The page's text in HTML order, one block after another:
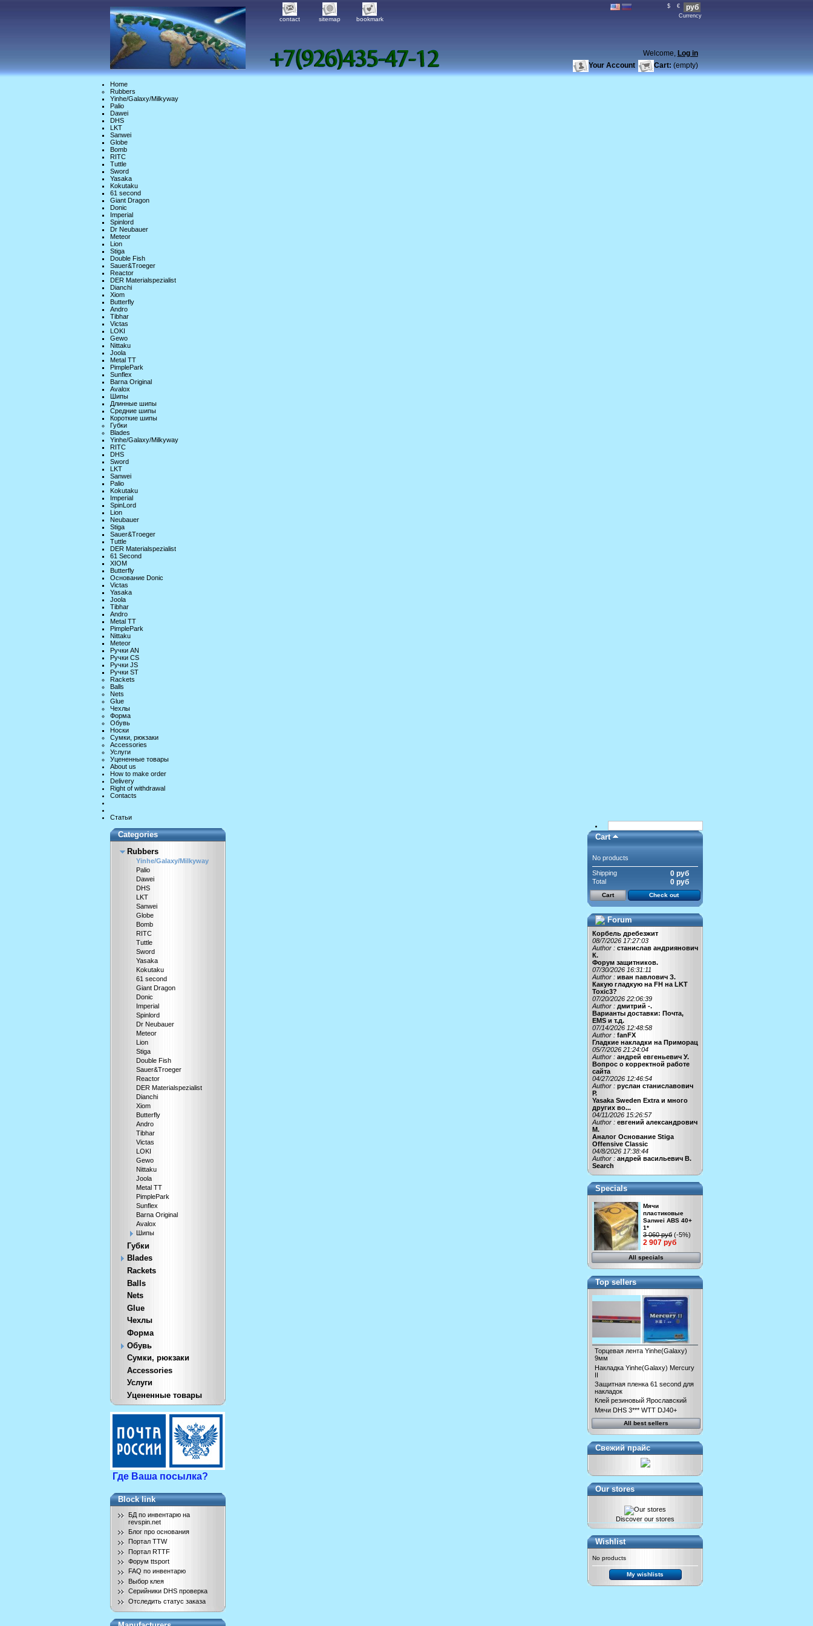
$ € руб
Currency
contact sitemap bookmark
Welcome, Log in
Cart: (empty)
Your Account
Home
Rubbers
Yinhe/Galaxy/Milkyway
Palio
Dawei
DHS
LKT
Sanwei
Globe
Bomb
RITC
Tuttle
Sword
Yasaka
Kokutaku
61 second
Giant Dragon
Donic
Imperial
Spinlord
Dr Neubauer
Meteor
Lion
Stiga
Double Fish
Sauer&Troeger
Reactor
DER Materialspezialist
Dianchi
Xiom
Butterfly
Andro
Tibhar
Victas
LOKI
Gewo
Nittaku
Joola
Metal TT
PimplePark
Sunflex
Barna Original
Avalox
Шипы
Длинные шипы
Средние шипы
Короткие шипы
Губки
Blades
Yinhe/Galaxy/Milkyway
RITC
DHS
Sword
LKT
Sanwei
Palio
Kokutaku
Imperial
SpinLord
Lion
Neubauer
Stiga
Sauer&Troeger
Tuttle
DER Materialspezialist
61 Second
XIOM
Butterfly
Основание Donic
Victas
Yasaka
Joola
Tibhar
Andro
Metal TT
PimplePark
Nittaku
Meteor
Ручки AN
Ручки CS
Ручки JS
Ручки ST
Rackets
Balls
Nets
Glue
Чехлы
Форма
Обувь
Носки
Сумки, рюкзаки
Accessories
Услуги
Уцененные товары
About us
How to make order
Delivery
Right of withdrawal
Contacts
Статьи
Categories
Rubbers
Yinhe/Galaxy/Milkyway
Palio
Dawei
DHS
LKT
Sanwei
Globe
Bomb
RITC
Tuttle
Sword
Yasaka
Kokutaku
61 second
Giant Dragon
Donic
Imperial
Spinlord
Dr Neubauer
Meteor
Lion
Stiga
Double Fish
Sauer&Troeger
Reactor
DER Materialspezialist
Dianchi
Xiom
Butterfly
Andro
Tibhar
Victas
LOKI
Gewo
Nittaku
Joola
Metal TT
PimplePark
Sunflex
Barna Original
Avalox
Шипы
Губки
Blades
Rackets
Balls
Nets
Glue
Чехлы
Форма
Обувь
Сумки, рюкзаки
Accessories
Услуги
Уцененные товары
Где Ваша посылка?
Block link
БД по инвентарю на
revspin.net
Блог про основания
Портал TTW
Портал RTTF
Форум ttsport
FAQ по инвентарю
Выбор клея
Серийники DHS проверка
Отследить статус заказа
Cart
No products
Shipping 0 руб
Total 0 руб
Cart Check out
Forum
Корбель дребезжит
08/7/2026 17:27:03
Author : станислав андриянович
К.
Форум защитников.
07/30/2026 16:31:11
Author : иван павлович З.
Какую гладкую на FH на LKT
Toxic3?
07/20/2026 22:06:39
Author : дмитрий -.
Варианты доставки: Почта,
EMS и т.д.
07/14/2026 12:48:58
Author : fanFX
Гладкие накладки на Приморац
05/7/2026 21:24:04
Author : андрей евгеньевич У.
Вопрос о корректной работе
сайта
04/27/2026 12:46:54
Author : руслан станиславович
Р.
Yasaka Sweden Extra и много
других во...
04/11/2026 15:26:57
Author : евгений александрович
М.
Аналог Основание Stiga
Offensive Classic
04/8/2026 17:38:44
Author : андрей васильевич В.
Search
Specials
Мячи
пластиковые
Sanwei ABS 40+
1*
3 060 руб (-5%)
2 907 руб
All specials
Top sellers
Торцевая лента Yinhe(Galaxy)
9мм
Накладка Yinhe(Galaxy) Mercury
II
Защитная пленка 61 second для
накладок
Клей резиновый Ярославский
Мячи DHS 3*** WTT DJ40+
All best sellers
Свежий прайс
Our stores
Discover our stores
Wishlist
No products
My wishlists